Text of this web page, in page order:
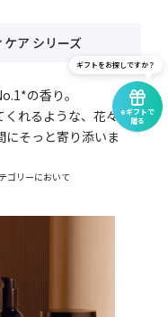
ア シリーズ
の香り。
くれるような、花々の
そっと寄り添いま
ゴリーにおいて
eギフトで
贈る
ギフトをお探しですか？